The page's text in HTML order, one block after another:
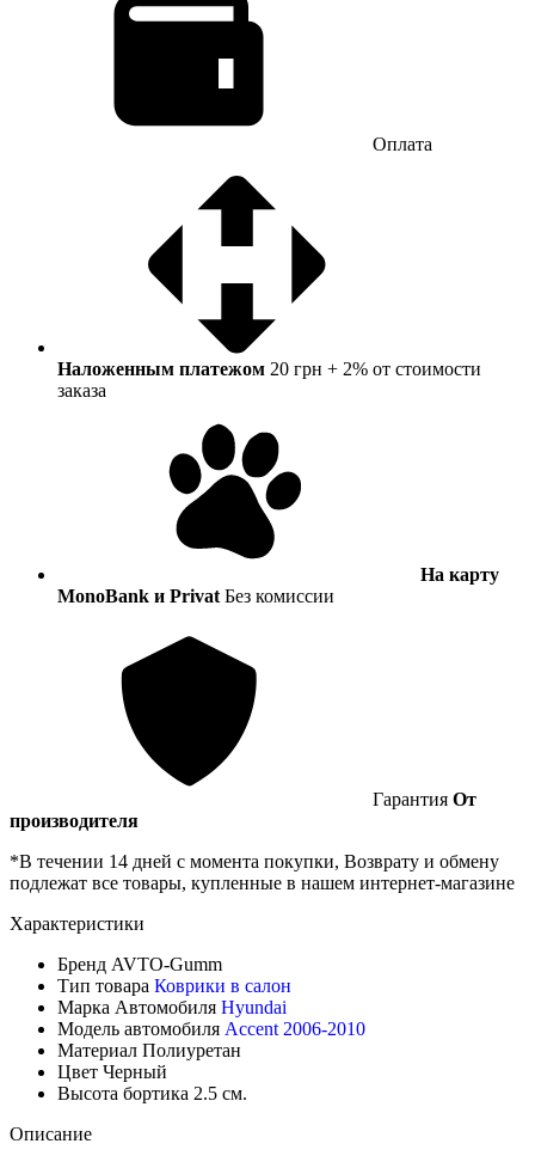
Оплата
Наложенным платежом 20 грн + 2% от стоимости
заказа
На карту
MonoBank и Privat Без комиссии
Гарантия От
производителя
*В течении 14 дней с момента покупки, Возврату и обмену
подлежат все товары, купленные в нашем интернет-магазине
Характеристики
Бренд AVTO-Gumm
Тип товара Коврики в салон
Марка Автомобиля Hyundai
Модель автомобиля Accent 2006-2010
Материал Полиуретан
Цвет Черный
Высота бортика 2.5 см.
Описание